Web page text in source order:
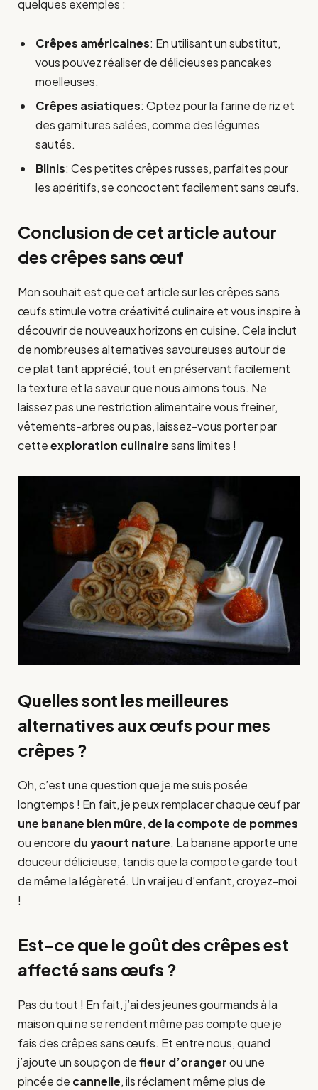
quelques exemples :
Crêpes américaines: En utilisant un substitut,
vous pouvez réaliser de délicieuses pancakes
moelleuses.
Crêpes asiatiques: Optez pour la farine de riz et
des garnitures salées, comme des légumes
sautés.
Blinis: Ces petites crêpes russes, parfaites pour
les apéritifs, se concoctent facilement sans œufs.
Conclusion de cet article autour
des crêpes sans œuf
Mon souhait est que cet article sur les crêpes sans
œufs stimule votre créativité culinaire et vous inspire à
découvrir de nouveaux horizons en cuisine. Cela inclut
de nombreuses alternatives savoureuses autour de
ce plat tant apprécié, tout en préservant facilement
la texture et la saveur que nous aimons tous. Ne
laissez pas une restriction alimentaire vous freiner,
vêtements-arbres ou pas, laissez-vous porter par
cetteexploration culinairesans limites !
Quelles sont les meilleures
alternatives aux œufs pour mes
crêpes ?
Oh, c’est une question que je me suis posée
longtemps ! En fait, je peux remplacer chaque œuf par
une banane bien mûre, de la compote de pommes
ou encore du yaourt nature. La banane apporte une
douceur délicieuse, tandis que la compote garde tout
de même la légèreté. Un vrai jeu d’enfant, croyez-moi
!
Est-ce que le goût des crêpes est
affecté sans œufs ?
Pas du tout ! En fait, j’ai des jeunes gourmands à la
maison qui ne se rendent même pas compte que je
fais des crêpes sans œufs. Et entre nous, quand
j’ajoute un soupçon defleur d’orangerou une
pincée de cannelle, ils réclament même plus de